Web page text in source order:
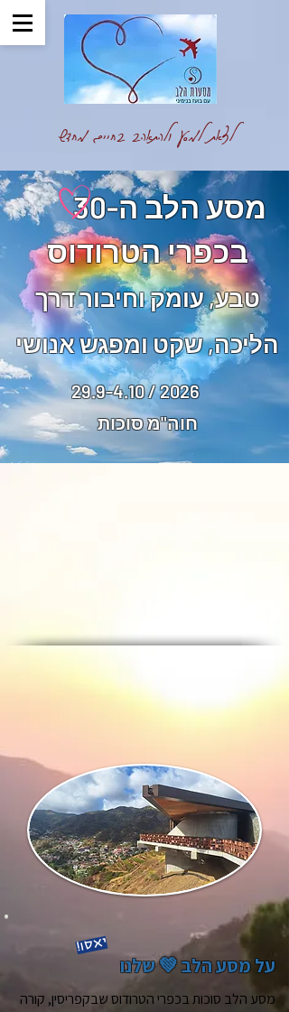
לצאת למסע ולהתאהב בחיים מחדש
מסע הלב ה-30
בכפרי הטרודוס
טבע, עומק וחיבור דרך
הליכה, שקט ומפגש אנושי
29.9-4.10 / 2026
חוה"מ סוכות
על מסע הלב 💚 שלנו
יאסו!
מסע הלב סוכות בכפרי הטרודוס שבקפריסין, קורה